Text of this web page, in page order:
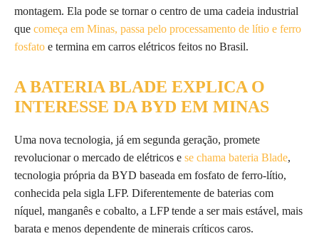
montagem. Ela pode se tornar o centro de uma cadeia industrial
que começa em Minas, passa pelo processamento de lítio e ferro
fosfato e termina em carros elétricos feitos no Brasil.
A BATERIA BLADE EXPLICA O
INTERESSE DA BYD EM MINAS
Uma nova tecnologia, já em segunda geração, promete
revolucionar o mercado de elétricos e se chama bateria Blade,
tecnologia própria da BYD baseada em fosfato de ferro-lítio,
conhecida pela sigla LFP. Diferentemente de baterias com
níquel, manganês e cobalto, a LFP tende a ser mais estável, mais
barata e menos dependente de minerais críticos caros.